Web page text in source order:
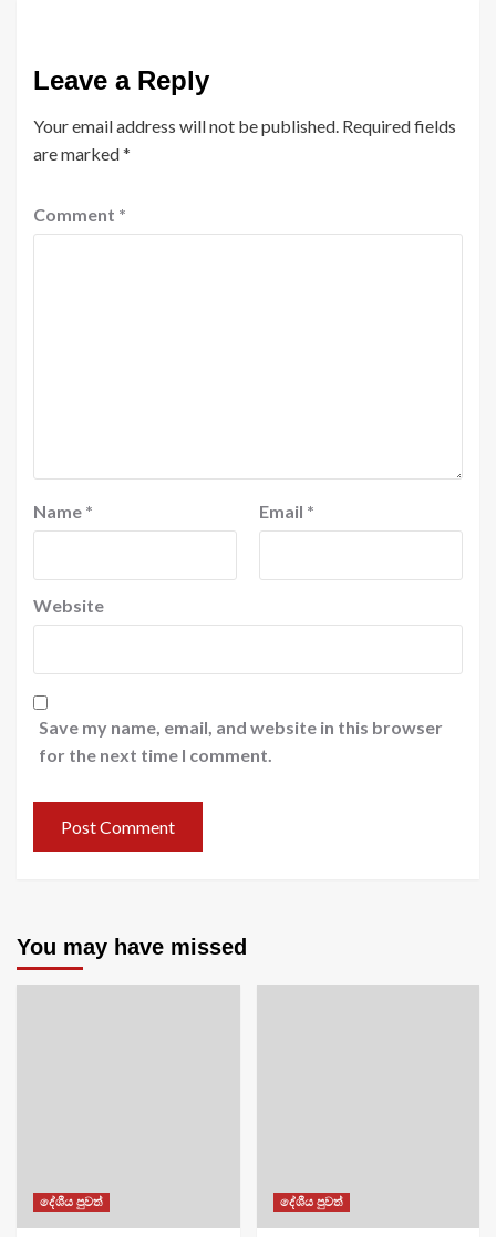
Leave a Reply
Your email address will not be published. Required fields
are marked*
Comment *
Name * Email *
Website
Save my name, email, and website in this browser
for the next time I comment.
You may have missed
දේශීය පුවත් දේශීය පුවත්